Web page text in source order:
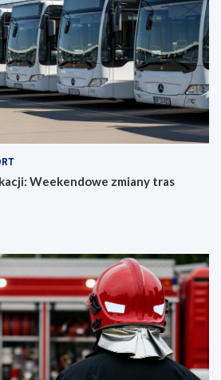
Weekendowe zmiany tras